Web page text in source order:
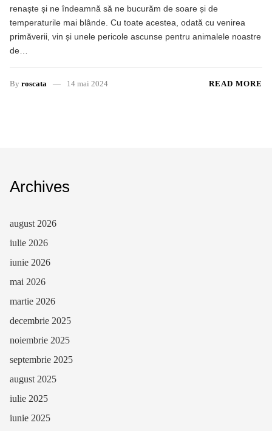
renaște și ne îndeamnă să ne bucurăm de soare și de
temperaturile mai blânde. Cu toate acestea, odată cu venirea
primăverii, vin și unele pericole ascunse pentru animalele noastre
de…
By roscata 14 mai 2024 READ MORE
Archives
august 2026
iulie 2026
iunie 2026
mai 2026
martie 2026
decembrie 2025
noiembrie 2025
septembrie 2025
august 2025
iulie 2025
iunie 2025